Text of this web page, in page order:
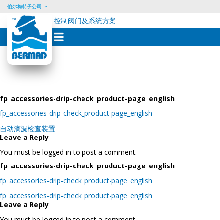
Skip
content
伯尔梅特子公司
控制阀门及系统方案
fp_accessories-drip-check_product-page_english
fp_accessories-drip-check_product-page_english
Post
navigation
自动滴漏检查装置
Leave a Reply
You must be logged in to post a comment.
fp_accessories-drip-check_product-page_english
fp_accessories-drip-check_product-page_english
Post
navigation
fp_accessories-drip-check_product-page_english
Leave a Reply